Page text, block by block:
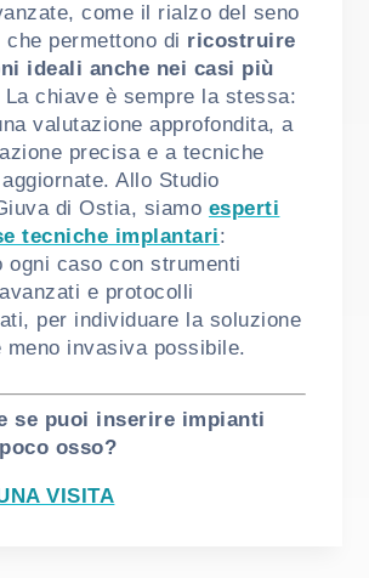
come il rialzo del seno
permettono di ricostruire
ideali anche nei casi più
La chiave è sempre la stessa:
valutazione approfondita, a
precisa e a tecniche
Allo Studio
di Ostia, siamo esperti
tecniche implantari:
ogni caso con strumenti
e protocolli
per individuare la soluzione
meno invasiva possibile.
se puoi inserire impianti
osso?
VISITA